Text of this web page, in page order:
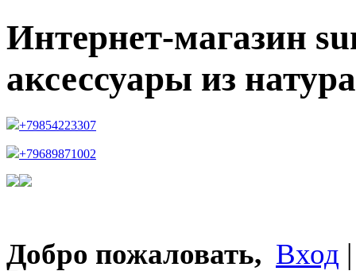
Интернет-магазин
аксессуары из
+79854223307
+79689871002
Добро пожаловать, Вход